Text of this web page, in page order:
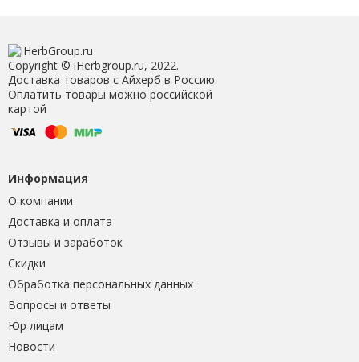
Copyright © iHerbgroup.ru, 2022.
Доставка товаров с Айхерб в Россию.
Оплатить товары можно российской
картой
Информация
О компании
Доставка и оплата
Отзывы и заработок
Скидки
Обработка персональных данных
Вопросы и ответы
Юр лицам
Новости